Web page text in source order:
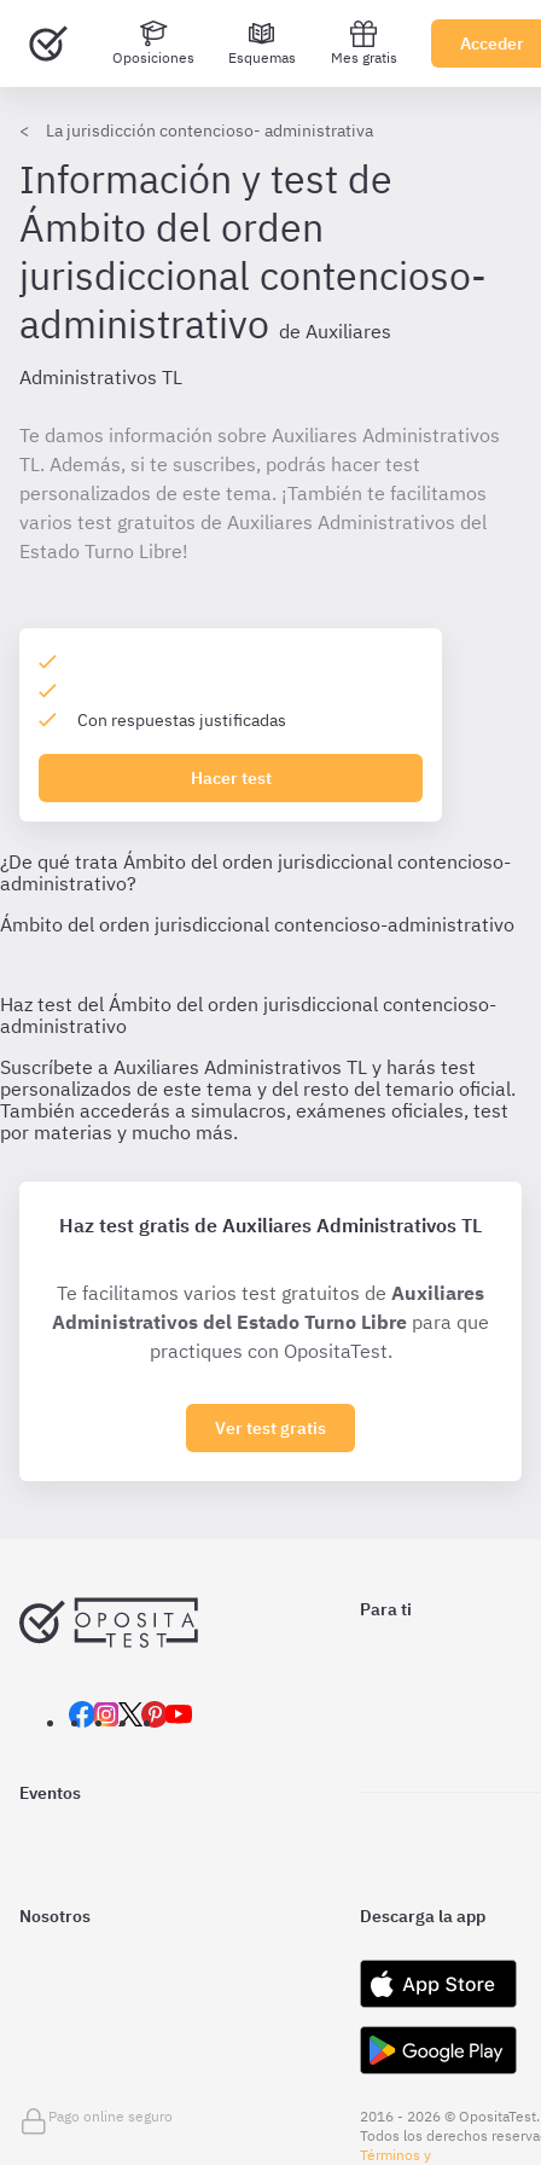
Oposiciones Esquemas Mes gratis
Acceder
La jurisdicción contencioso- administrativa
Información y test de
Ámbito del orden
jurisdiccional contencioso-
administrativo de Auxiliares
Administrativos TL
Te damos información sobre Auxiliares Administrativos
TL. Además, si te suscribes, podrás hacer test
personalizados de este tema. ¡También te facilitamos
varios test gratuitos de Auxiliares Administrativos del
Estado Turno Libre!
Con respuestas justificadas
Hacer test
Haz test gratis de Auxiliares Administrativos TL
Te facilitamos varios test gratuitos de Auxiliares
Administrativos del Estado Turno Libre para que
practiques con OpositaTest.
Ver test gratis
Para ti
Eventos
Nosotros Descarga la app
Pago online seguro
2016 - 2026 © OpositaTest.
Todos los derechos
Términos y